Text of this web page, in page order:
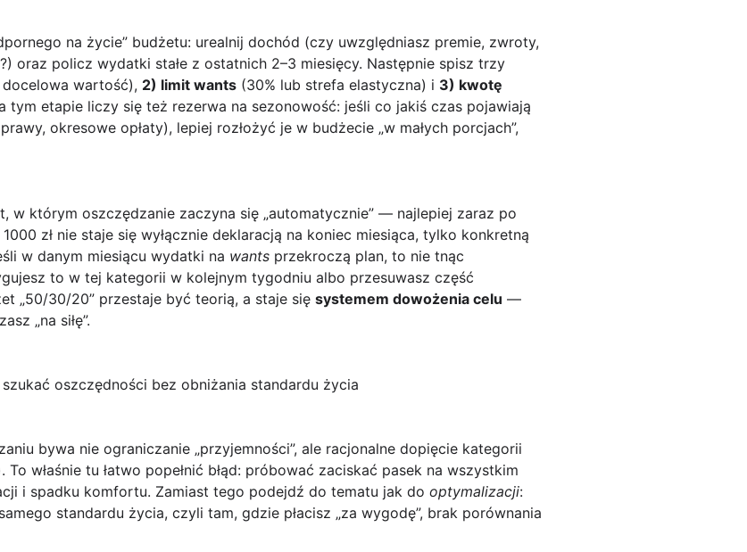
na życie” budżetu: urealnij dochód (czy uwzględniasz premie, zwroty,
oraz policz wydatki stałe z ostatnich 2–3 miesięcy. Następnie spisz trzy
wartość), 2) limit wants (30% lub strefa elastyczna) i 3) kwotę
tym etapie liczy się też rezerwa na sezonowość: jeśli co jakiś czas pojawiają
okresowe opłaty), lepiej rozłożyć je w budżecie „w małych porcjach”,
w którym oszczędzanie zaczyna się „automatycznie” — najlepiej zaraz po
zł nie staje się wyłącznie deklaracją na koniec miesiąca, tylko konkretną
w danym miesiącu wydatki na wants przekroczą plan, to nie tnąc
to w tej kategorii w kolejnym tygodniu albo przesuwasz część
„50/30/20” przestaje być teorią, a staje się systemem dowożenia celu —
„na siłę”.
oszczędności bez obniżania standardu życia
bywa nie ograniczanie „przyjemności”, ale racjonalne dopięcie kategorii
właśnie tu łatwo popełnić błąd: próbować zaciskać pasek na wszystkim
i spadku komfortu. Zamiast tego podejdź do tematu jak do optymalizacji:
standardu życia, czyli tam, gdzie płacisz „za wygodę”, brak porównania